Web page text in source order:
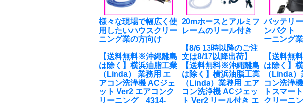
様々な現場で幅広く使
用したいハウスクリー
ニング業の方向け
【送料無料※沖縄離島
は除く】横浜油脂工業
（Linda） 業務用 エ
アコン洗浄機 ACジェ
ット Ver2 エアコンク
リーニング 4314-
20mホースとアルミフ
レームのリール付き
【8/6 13時以降のご注
文は8/17以降出荷】
【送料無料※沖縄離島
は除く】横浜油脂工業
（Linda）業務用 エア
コン洗浄機 ACジェッ
ト Ver2 リール付き エ
バッテリ
ンパクト
ーニング
【送料無
は除く】
（Linda
コン洗浄
トスマー
クリーニ